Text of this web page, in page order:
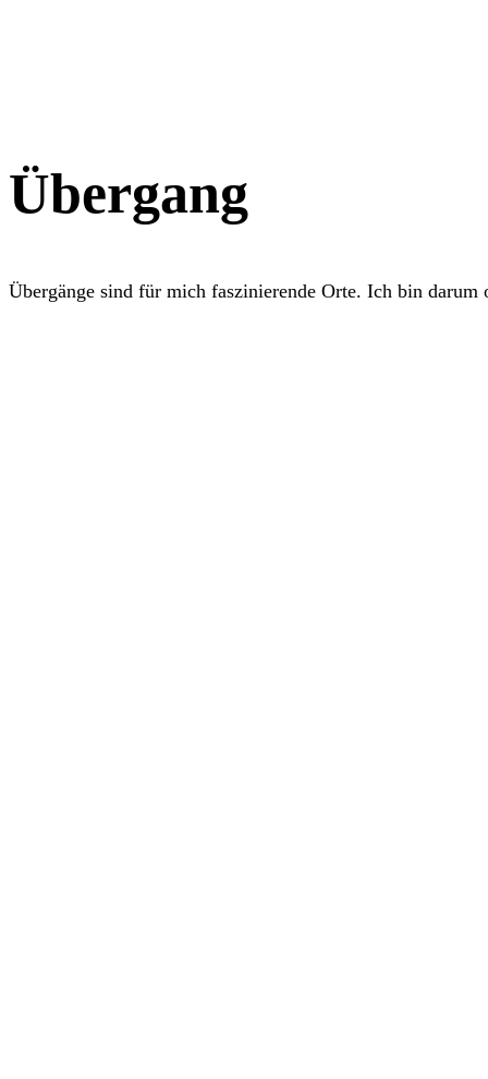
Übergang
Übergänge sind für mich faszinierende Orte. Ich bin